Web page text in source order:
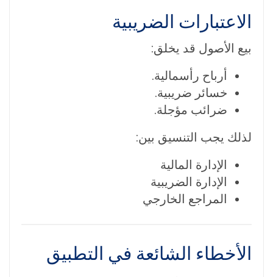
الاعتبارات الضريبية
بيع الأصول قد يخلق:
أرباح رأسمالية.
خسائر ضريبية.
ضرائب مؤجلة.
لذلك يجب التنسيق بين:
الإدارة المالية
الإدارة الضريبية
المراجع الخارجي
الأخطاء الشائعة في التطبيق